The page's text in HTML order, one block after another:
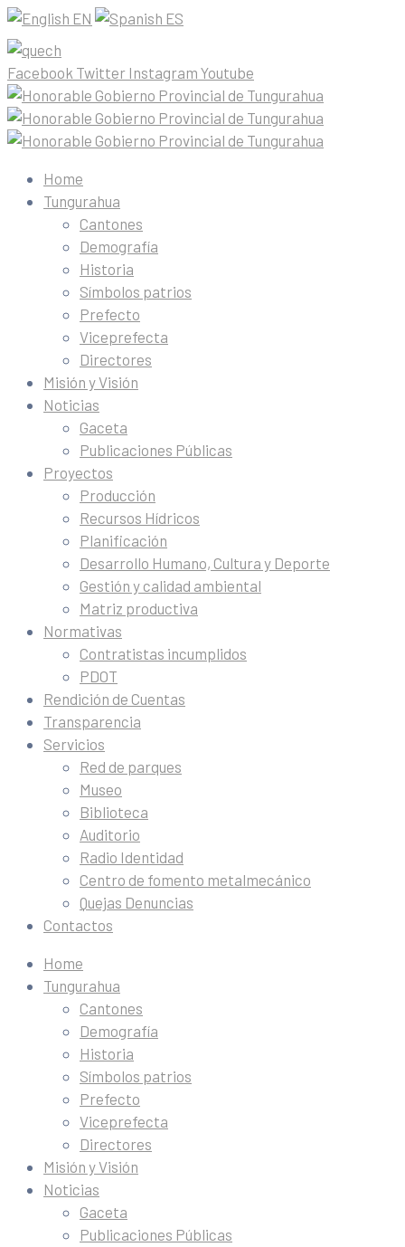
EN ES
Facebook Twitter Instagram Youtube
Home
Tungurahua
Cantones
Demografía
Historia
Símbolos patrios
Prefecto
Viceprefecta
Directores
Misión y Visión
Noticias
Gaceta
Publicaciones Públicas
Proyectos
Producción
Recursos Hídricos
Planificación
Desarrollo Humano, Cultura y Deporte
Gestión y calidad ambiental
Matriz productiva
Normativas
Contratistas incumplidos
PDOT
Rendición de Cuentas
Transparencia
Servicios
Red de parques
Museo
Biblioteca
Auditorio
Radio Identidad
Centro de fomento metalmecánico
Quejas Denuncias
Contactos
Home
Tungurahua
Cantones
Demografía
Historia
Símbolos patrios
Prefecto
Viceprefecta
Directores
Misión y Visión
Noticias
Gaceta
Publicaciones Públicas